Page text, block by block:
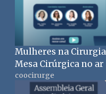
Mulheres na
Mesa Cirúrgica no ar
coocirurge